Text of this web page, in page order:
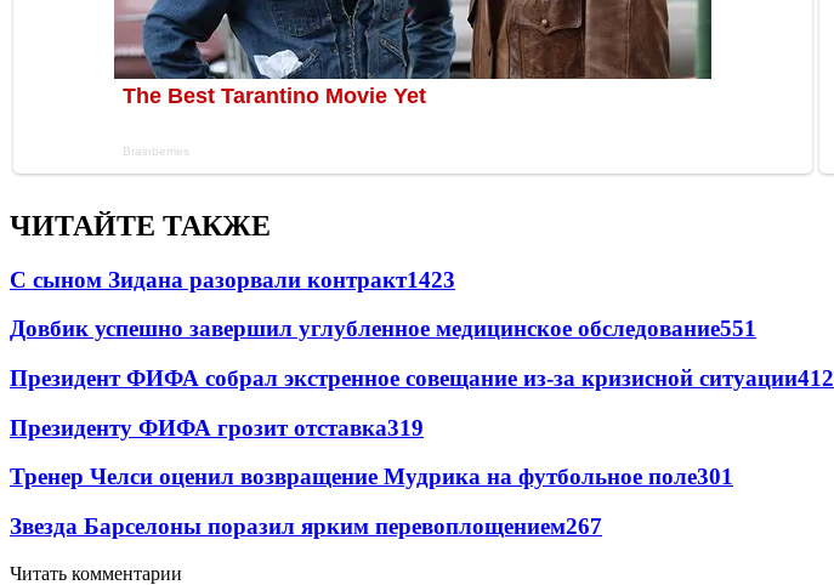
ЧИТАЙТЕ ТАКЖЕ
С сыном Зидана разорвали контракт1423
Довбик успешно завершил углубленное медицинское обследование551
Президент ФИФА собрал экстренное совещание из-за кризисной ситуации412
Президенту ФИФА грозит отставка319
Тренер Челси оценил возвращение Мудрика на футбольное поле301
Звезда Барселоны поразил ярким перевоплощением267
Читать комментарии